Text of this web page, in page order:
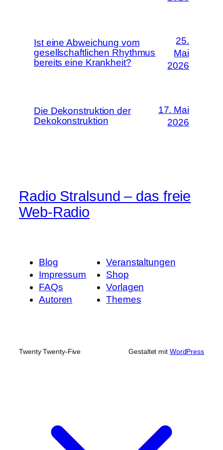
Ist eine Abweichung vom
gesellschaftlichen Rhythmus
bereits eine Krankheit?
25.
Mai
2026
Die Dekonstruktion der
Dekokonstruktion
17. Mai
2026
Radio Stralsund – das freie
Web-Radio
Blog
Impressum
FAQs
Autoren
Veranstaltungen
Shop
Vorlagen
Themes
Twenty Twenty-Five Gestaltet mit WordPress